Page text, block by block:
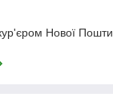
Нової Пошти